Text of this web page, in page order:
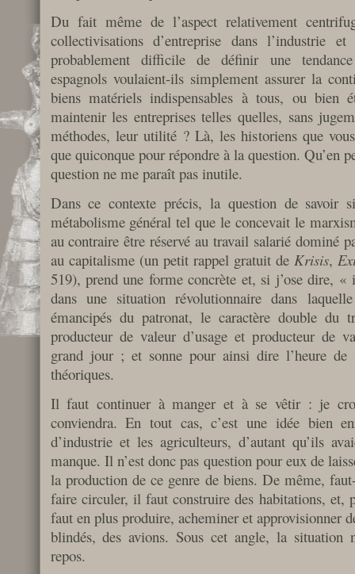
Du fait même de l’aspect relativement
collectivisations d’entreprise dans l’industrie
probablement difficile de définir une
espagnols voulaient-ils simplement assurer la
biens matériels indispensables à tous, ou bien
maintenir les entreprises telles quelles, sans
méthodes, leur utilité ? Là, les historiens que
que quiconque pour répondre à la question. Qu’en
question ne me paraît pas inutile.
Dans ce contexte précis, la question de savoir
métabolisme général tel que le concevait le
au contraire être réservé au travail salarié dominé
au capitalisme (un petit rappel gratuit de Krisis,
519), prend une forme concrète et, si j’ose dire,
dans une situation révolutionnaire dans
émancipés du patronat, le caractère double du
producteur de valeur d’usage et producteur de
grand jour ; et sonne pour ainsi dire l’heure de
théoriques.
Il faut continuer à manger et à se vêtir : je
conviendra. En tout cas, c’est une idée bien
d’industrie et les agriculteurs, d’autant qu’ils
manque. Il n’est donc pas question pour eux de
la production de ce genre de biens. De même,
faire circuler, il faut construire des habitations, et,
faut en plus produire, acheminer et approvisionner
blindés, des avions. Sous cet angle, la situation
repos.